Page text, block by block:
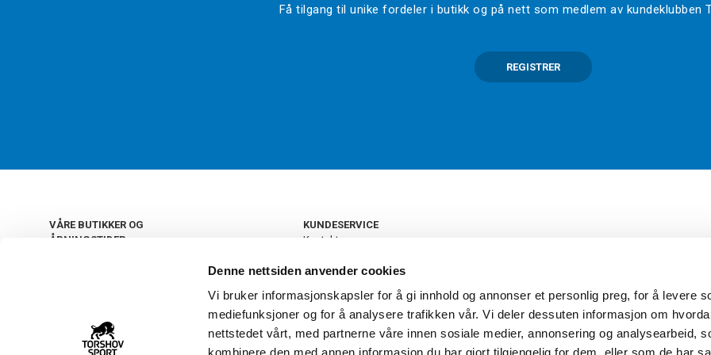
Denne nettsiden anvender cookies
Vi bruker informasjonskapsler for å gi innhold og annonser et personlig preg, for å levere
mediefunksjoner og for å analysere trafikken vår. Vi deler dessuten informasjon om
nettstedet vårt, med partnerne våre innen sosiale medier, annonsering og analysearbeid,
Få tilgang til unike fordeler i butikk og på nett som medlem av kundeklubben
REGISTRER
VÅRE BUTIKKER OG
ÅPNINGSTIDER
KUNDESERVICE
Kontakt oss
Retur og bytte
Personvern
Frakt og levering
Ledige stillinger
FAQ - Ofte stilte spørsmål
Torshov Sport har over 90 års
klubbhandel. Torshov Sport har
Drammen, Sandvika Storsenter